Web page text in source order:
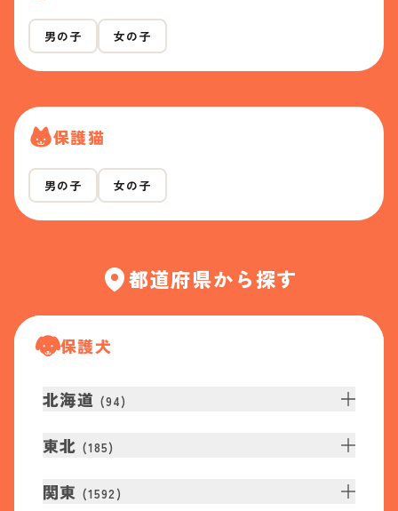
男の子 女の子
保護猫
男の子 女の子
都道府県から探す
保護犬
北海道 (94)
東北 (185)
関東 (1592 )